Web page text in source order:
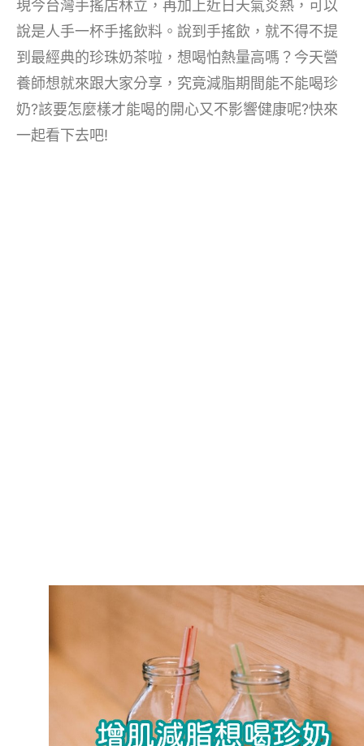
現今台灣手搖店林立，再加上近日天氣炎熱，可以
說是人手一杯手搖飲料。說到手搖飲，就不得不提
到最經典的珍珠奶茶啦，想喝怕熱量高嗎？今天營
養師想就來跟大家分享，究竟減脂期間能不能喝珍
奶?該要怎麼樣才能喝的開心又不影響健康呢?快來
一起看下去吧!